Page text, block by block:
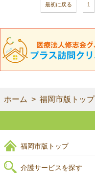
最初に戻る 1
ホーム 福岡市版トップ
福岡市版トップ
介護サービスを探す